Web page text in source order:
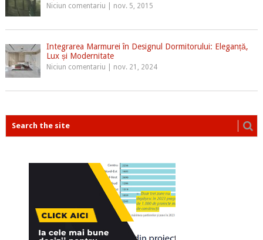
Niciun comentariu nov. 5, 2015
Integrarea Marmurei în Designul Dormitorului: Eleganță,
Lux și Modernitate
Niciun comentariu nov. 21, 2024